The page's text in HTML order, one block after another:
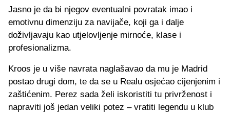
Jasno je da bi njegov eventualni povratak imao i
emotivnu dimenziju za navijače, koji ga i dalje
doživljavaju kao utjelovljenje mirnoće, klase i
profesionalizma.
Kroos je u više navrata naglašavao da mu je Madrid
postao drugi dom, te da se u Realu osjećao cijenjenim i
zaštićenim. Perez sada želi iskoristiti tu privrženost i
napraviti još jedan veliki potez – vratiti legendu u klub